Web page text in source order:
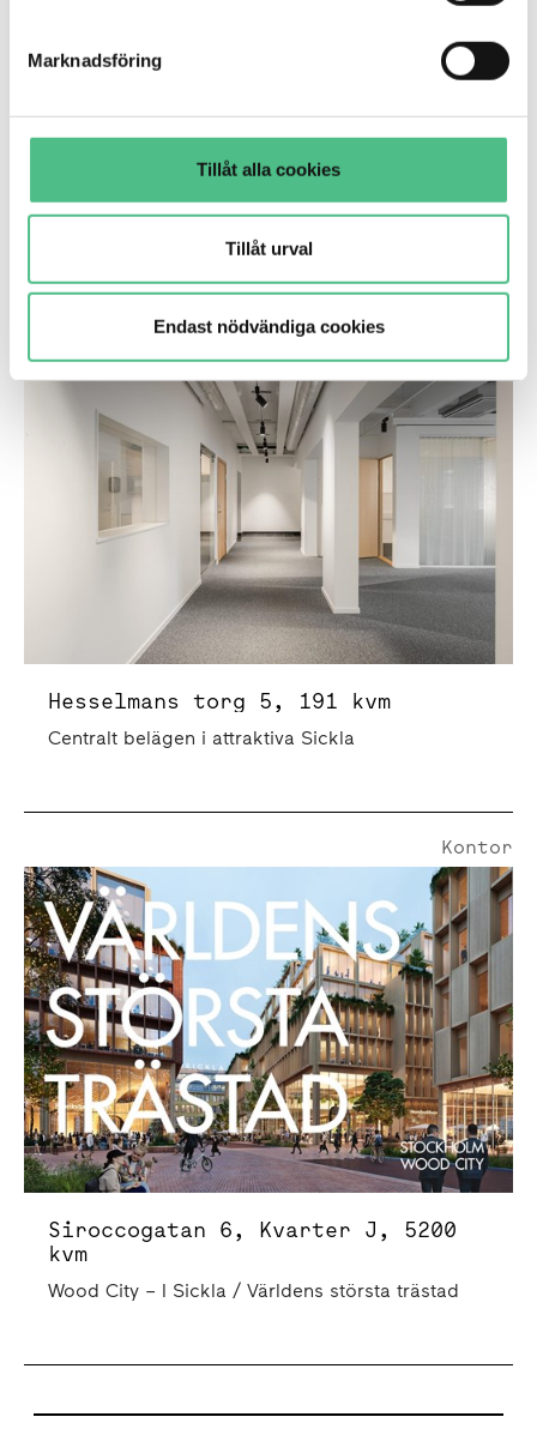
Marknadsföring
Tillåt alla cookies
Tillåt urval
Endast nödvändiga cookies
Smedjegatan 5, Kvarter A, 17000
Wood City – I Sickla / Världens största trästad
Hesselmans torg 5, 191 kvm
Centralt belägen i attraktiva Sickla
Siroccogatan 6, Kvarter J | 5200 Kvm
Kontor
Siroccogatan 6, Kvarter J, 5200
kvm
Wood City – I Sickla / Världens största trästad